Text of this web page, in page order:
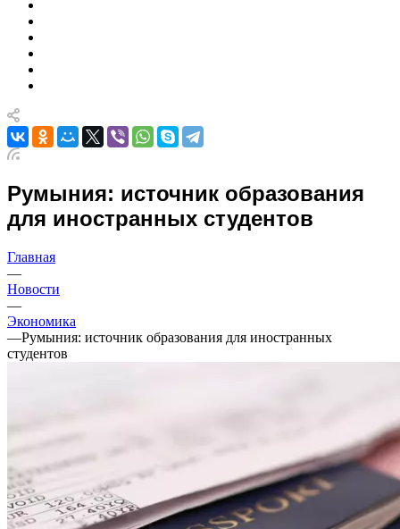
Румыния: источник образования
для иностранных студентов
Главная
—
Новости
—
Экономика
—Румыния: источник образования для иностранных
студентов